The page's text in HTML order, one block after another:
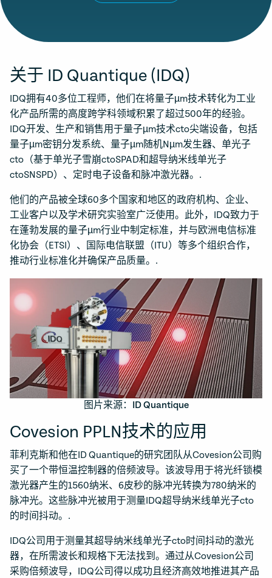
关于 ID Quantique (IDQ)
IDQ拥有40多位工程师，他们在将量子µm技术转化为工业
化产品所需的高度跨学科领域积累了超过500年的经验。
IDQ开发、生产和销售用于量子µm技术cto尖端设备，包括
量子µm密钥分发系统、量子µm随机Nµm发生器、单光子
cto（基于单光子雪崩ctoSPAD和超导纳米线单光子
ctoSNSPD）、定时电子设备和脉冲激光器。.
他们的产品被全球60多个国家和地区的政府机构、企业、
工业客户以及学术研究实验室广泛使用。此外，IDQ致力于
在蓬勃发展的量子µm行业中制定标准，并与欧洲电信标准
化协会（ETSI）、国际电信联盟（ITU）等多个组织合作，
推动行业标准化并确保产品质量。.
图片来源：ID Quantique
Covesion PPLN技术的应用
菲利克斯和他在ID Quantique的研究团队从Covesion公司购
买了一个带恒温控制器的倍频波导。该波导用于将光纤锁模
激光器产生的1560纳米、6皮秒的脉冲光转换为780纳米的
脉冲光。这些脉冲光被用于测量IDQ超导纳米线单光子cto
的时间抖动。.
IDQ公司用于测量其超导纳米线单光子cto时间抖动的激光
器，在所需波长和规格下无法找到。通过从Covesion公司
采购倍频波导，IDQ公司得以成功且经济高效地推进其产品